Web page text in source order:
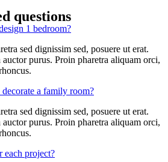
questions
1 bedroom?
sed dignissim sed, posuere ut erat.
purus. Proin pharetra aliquam orci,
a family room?
sed dignissim sed, posuere ut erat.
purus. Proin pharetra aliquam orci,
each project?